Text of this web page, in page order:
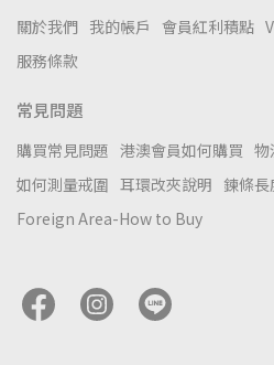
關於我們 我的帳戶 會員紅利積點
服務條款
常見問題
購買常見問題 港澳會員如何購買 物
如何測量戒圍 耳環改夾說明 鍊條
Foreign Area-How to Buy